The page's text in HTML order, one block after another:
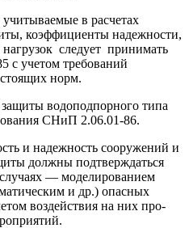
в расчетах
коэффи­циенты надежности,
следует принимать
с учетом требований
норм.
водоподпорного типа
СНиП 2.06.01-86.
и надежность сооружений и
должны подтверждаться
— моделированием
и др.) опасных
воздействия на них про­